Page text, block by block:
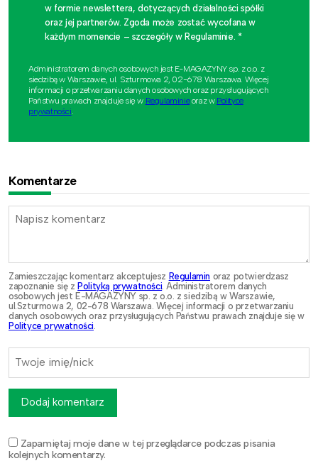
w formie newslettera, dotyczących działalności spółki
oraz jej partnerów. Zgoda może zostać wycofana w
każdym momencie – szczegóły w Regulaminie. *
Administratorem danych osobowych jest E-MAGAZYNY sp. z o.o. z
siedzibą w Warszawie, ul. Szturmowa 2, 02-678 Warszawa. Więcej
informacji o przetwarzaniu danych osobowych oraz przysługujących
Państwu prawach znajduje się w Regulaminieoraz w Polityce
prywatności.
Komentarze
Zamieszczając komentarz akceptujesz Regulamin oraz potwierdzasz
zapoznanie się z Polityką prywatności . Administratorem danych
osobowych jest E-MAGAZYNY sp. z o.o. z siedzibą w Warszawie,
ul.Szturmowa 2, 02-678 Warszawa. Więcej informacji o przetwarzaniu
danych osobowych oraz przysługujących Państwu prawach znajduje się w
Polityce prywatności
Zapamiętaj moje dane w tej przeglądarce podczas pisania
kolejnych komentarzy.
Dodaj komentarz